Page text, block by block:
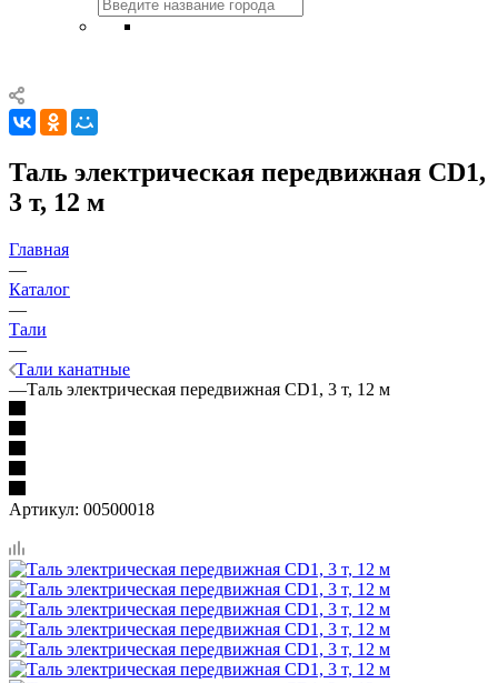
Таль электрическая передвижная CD1,
3 т, 12 м
Главная
—
Каталог
—
Тали
—
Тали канатные
—Таль электрическая передвижная CD1, 3 т, 12 м
Артикул: 00500018